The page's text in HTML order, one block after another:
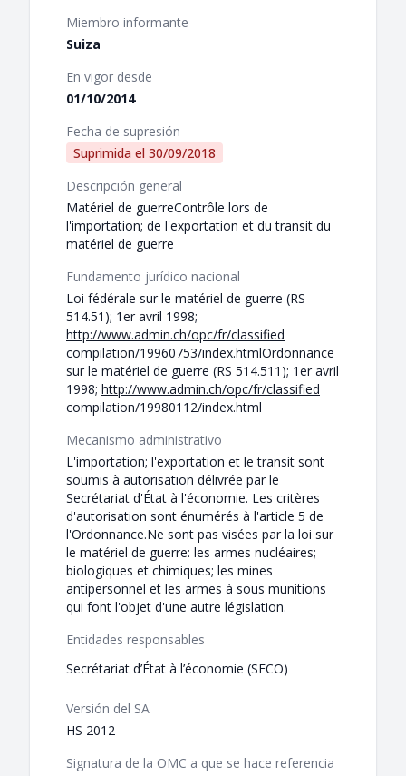
Miembro informante
Suiza
En vigor desde
01/10/2014
Fecha de supresión
Suprimida el 30/09/2018
Descripción general
Matériel de guerreContrôle lors de
l'importation; de l'exportation et du transit du
matériel de guerre
Fundamento jurídico nacional
Loi fédérale sur le matériel de guerre (RS
514.51); 1er avril 1998;
http://www.admin.ch/opc/fr/classified
compilation/19960753/index.htmlOrdonnance
sur le matériel de guerre (RS 514.511); 1er avril
1998; http://www.admin.ch/opc/fr/classified
compilation/19980112/index.html
Mecanismo administrativo
L'importation; l'exportation et le transit sont
soumis à autorisation délivrée par le
Secrétariat d'État à l'économie. Les critères
d'autorisation sont énumérés à l'article 5 de
l'Ordonnance.Ne sont pas visées par la loi sur
le matériel de guerre: les armes nucléaires;
biologiques et chimiques; les mines
antipersonnel et les armes à sous munitions
qui font l'objet d'une autre législation.
Entidades responsables
Secrétariat d’État à l’économie (SECO)
Versión del SA
HS 2012
Signatura de la OMC a que se hace referencia